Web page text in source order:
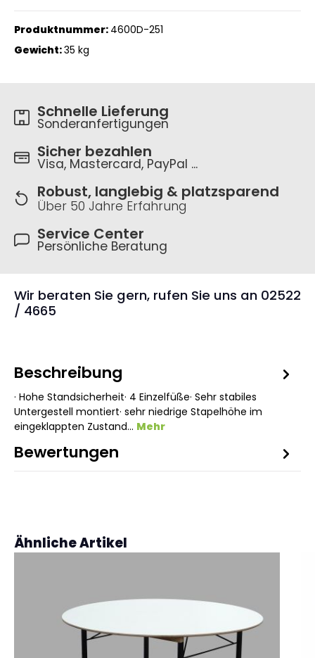
Produktnummer: 4600D-251
Gewicht:35 kg
Schnelle Lieferung
Sonderanfertigungen
Sicher bezahlen
Visa, Mastercard, PayPal ...
Robust, langlebig & platzsparend
Über 50 Jahre Erfahrung
Service Center
Persönliche Beratung
Wir beraten Sie gern, rufen Sie uns an 02522
/ 4665
Beschreibung
· Hohe Standsicherheit· 4 Einzelfüße· Sehr stabiles
Untergestell montiert· sehr niedrige Stapelhöhe im
eingeklappten Zustand… Mehr
Bewertungen
Produktgalerie überspringen
Ähnliche Artikel